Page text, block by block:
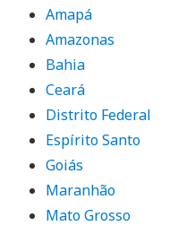
Amapá
Amazonas
Bahia
Ceará
Distrito Federal
Espírito Santo
Goiás
Maranhão
Mato Grosso